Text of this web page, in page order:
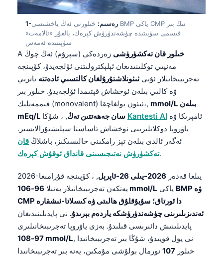
1-رەسىم: خىلورنى ئەڭ ياخشىسى BMP ياكى CMP نىڭ بىر
قىسمى سۈپىتىدە چۈشەندۈرۈش كېرەك، يالغۇز «ئالامەت»
سۈپىتىدە ئەمەس
A خىلور قان تەكشۈرۈشى زەردەكى (سېرۇم) ئەڭ چوڭ
مەنپىي توكلىنىدىغان ئېلېكترولىتنى ئۆلچەيدۇ، كۆپىنچە
تەجرىبىخانىلار ئۇنى ئىئونلاشتۇرۇلغان كالتسىي ئادەتتە ناترىي
ۋە كالىي بىلەن ئوخشاش قېتىمدا ئۆلچەيدۇ. خىلور بىر
قىممەتلىك (monovalent) ئىئون بولغاچقا،, mmol/L بىلەن
mEq/L سان جەھەتتىن تەڭ Kantesti AI
ياۋروپا دوكلاتلىرىنى ئوخشاش ئاساستا سېلىشتۇرالايسىز.
ئەگەر ئالدى بىلەن تېز رامكىنى خالىسىڭىز، باشلاڭ قان
تەكشۈرۈش نەتىجىسىنى قانداق ئوقۇش كېرەك.
2026-يىلغا قەدەر 2026-يىلى 26-ئاپرېل
, ، كۆپىنچە قۇرامىغا
يەتكەن تەجرىبىخانىلار يەنىلا 96-106 mmol/L
BMP ۋە
CMP دا ئورتاق؛ سۇيۇقلۇق ھالىتى ۋە كىسلاتا-ئىشقارە
ئەندىزىلىرىنى چۈشەندۈرۈشكە ياردەم بېرىدۇ. نى پايدىلىنىدىغان
پايدىلىنىش دائىرىسى قىلىدۇ. بەزى ياۋروپا تەجرىبىخانىلىرى
97-108 mmol/L, نى يول قويىدۇ، شۇڭا بىر تەجرىبىخانىدا
خىلور 107 نورمال بولۇشى مۇمكىن، يەنە بىر تەجرىبىخانىدا